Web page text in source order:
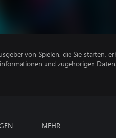
von Spielen, die Sie starten,
und zugehörigen Daten.
MEHR